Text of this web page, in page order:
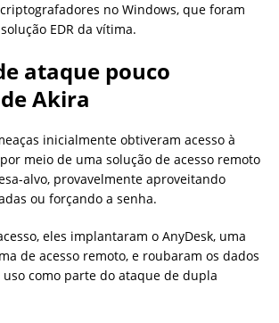
no Windows, que foram
EDR da vítima.
ataque pouco
Akira
inicialmente obtiveram acesso à
meio de uma solução de acesso remoto
alvo, provavelmente aproveitando
ou forçando a senha.
eles implantaram o AnyDesk, uma
de acesso remoto, e roubaram os dados
como parte do ataque de dupla